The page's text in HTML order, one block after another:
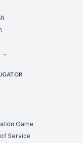
→
Game
Service